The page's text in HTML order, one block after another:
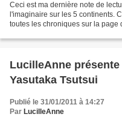
Ceci est ma dernière note de
l'imaginaire sur les 5 continents.
toutes les chroniques sur la page
LucilleAnne
Yasutaka Tsutsui
Publié le 31/01/2011 à 14:27
Par LucilleAnne